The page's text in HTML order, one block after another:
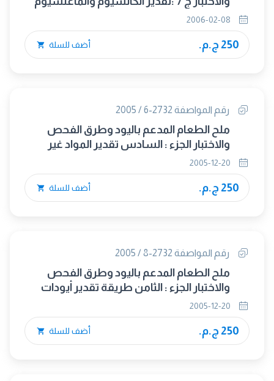
250 ج.م. أضف للسلة
رقم المواصفة 2732-6 / 2005
ملح الطعام المدعم باليود وطرق الفحص
والاختبار الجزء : السادس تقدير المواد غير
القابلة للذوبان فى الماء
250 ج.م. أضف للسلة
رقم المواصفة 2732-8 / 2005
ملح الطعام المدعم باليود وطرق الفحص
والاختبار الجزء : الثامن طريقة تقدير أيودات
البوتاسيوم
250 ج.م. أضف للسلة